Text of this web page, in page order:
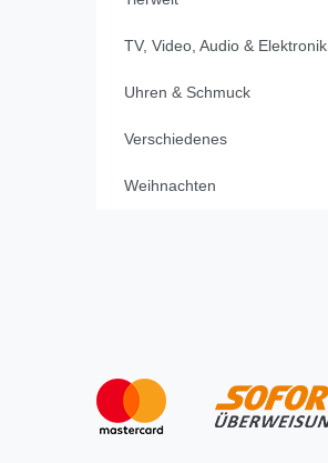
TV, Video, Audio & Elektronik
Uhren & Schmuck
Verschiedenes
Weihnachten